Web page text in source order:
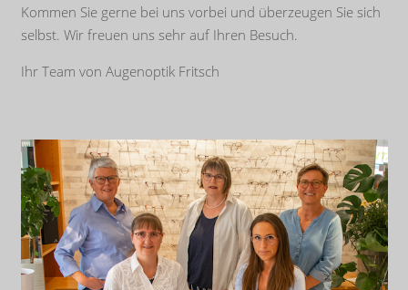
Kommen Sie gerne bei uns vorbei und überzeugen Sie sich
selbst. Wir freuen uns sehr auf Ihren Besuch.
Ihr Team von Augenoptik Fritsch